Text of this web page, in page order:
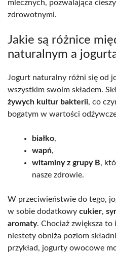
mlecznych, pozwalająca
zdrowotnymi.
Jakie są różnice
naturalnym a
Jogurt naturalny różni się od
wszystkim swoim składem.
żywych kultur bakterii, co
bogatym w wartości
białko,
wapń,
witaminy z grupy B,
nasze zdrowie.
W przeciwieństwie do tego,
w sobie dodatkowy cukier,
aromaty. Chociaż zwiększa
niestety obniża poziom
przykład, jogurty owocowe